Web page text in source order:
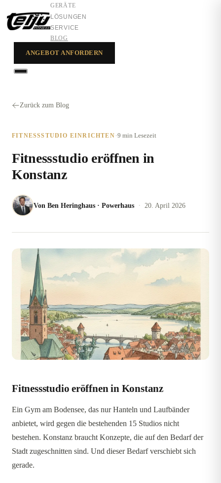
GERÄTE
LÖSUNGEN
SERVICE
BLOG
ANGEBOT ANFORDERN
Zurück zum Blog
FITNESSSTUDIO EINRICHTEN ·9 min Lesezeit
Fitnessstudio eröffnen in
Konstanz
Von Ben Heringhaus · Powerhaus · 20. April 2026
Fitnessstudio eröffnen in Konstanz
Ein Gym am Bodensee, das nur Hanteln und Laufbänder
anbietet, wird gegen die bestehenden 15 Studios nicht
bestehen. Konstanz braucht Konzepte, die auf den Bedarf der
Stadt zugeschnitten sind. Und dieser Bedarf verschiebt sich
gerade.